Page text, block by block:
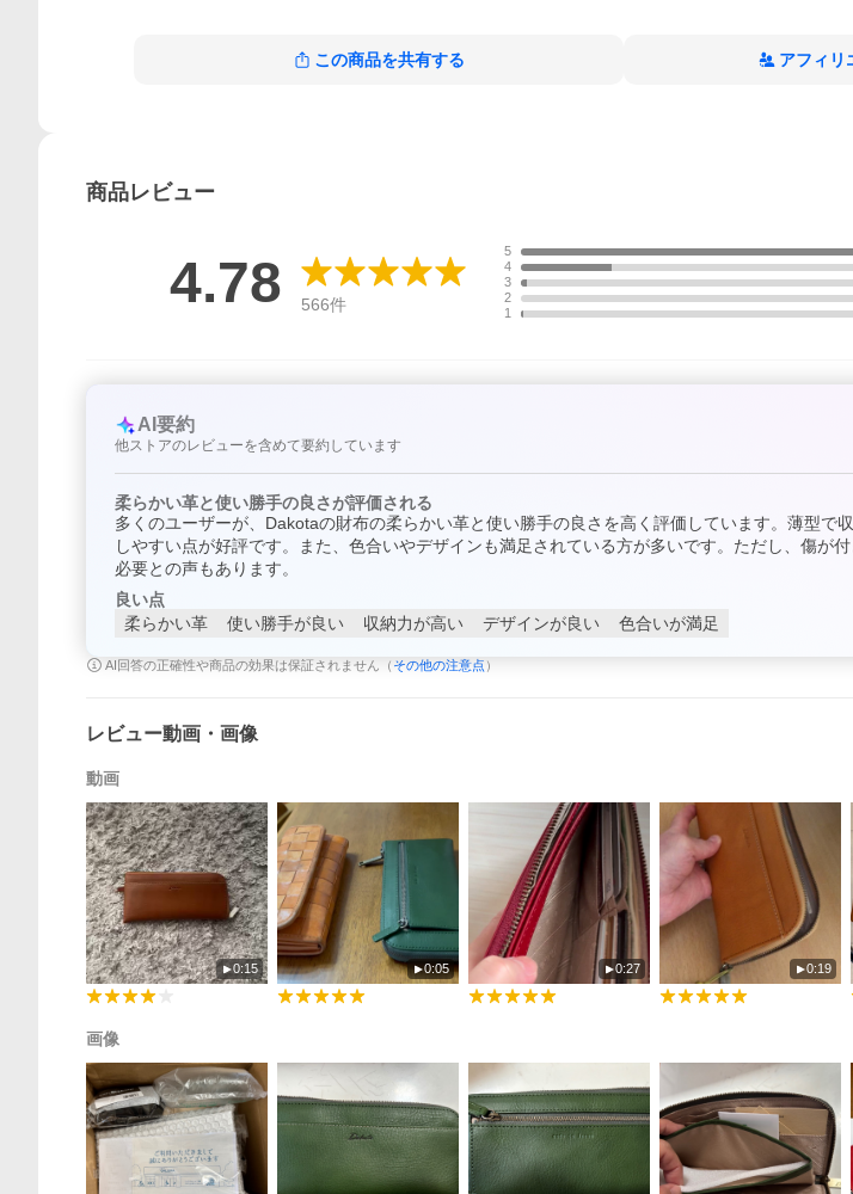
この商品を共有する アフィリ
商品レビュー
4.78 566件
5
4
3
2
1
AI要約
他ストアのレビューを含めて要約しています
柔らかい革と使い勝手の良さが評価される
多くのユーザーが、Dakotaの財布の柔らかい革と使い勝手の良さを高く評価しています。薄型で
しやすい点が好評です。また、色合いやデザインも満足されている方が多いです。ただし、傷が
必要との声もあります。
良い点
柔らかい革
使い勝手が良い 収納力が高い デザインが良い 色合いが満足
AI回答の正確性や商品の効果は保証されません（ その他の注意点 ）
レビュー動画・画像
動画
0:15 0:05 0:27 0:19
画像